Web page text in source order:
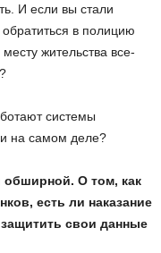
И если вы стали
в полицию
жительства все-
системы
на самом деле?
обширной. О том, как
есть ли наказание
свои данные